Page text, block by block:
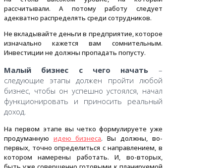
рассчитывали. А потому работу следует
адекватно распределять среди сотрудников.
Не вкладывайте деньги в предприятие, которое
изначально кажется вам сомнительным.
Инвестиции не должны пропадать попусту.
Малый бизнес с чего начать –
следующие этапы должен пройти любой
бизнес, чтобы он успешно устоялся, начал
функционировать и приносить реальный
доход.
На первом этапе вы четко формулируете уже
продуманную идею бизнеса. Вы должны, во-
первых, точно определиться с направлением, в
котором намерены работать. И, во-вторых,